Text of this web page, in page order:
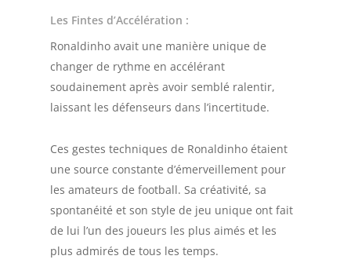
Les Fintes d’Accélération :
Ronaldinho avait une manière unique de
changer de rythme en accélérant
soudainement après avoir semblé ralentir,
laissant les défenseurs dans l’incertitude.
Ces gestes techniques de Ronaldinho étaient
une source constante d’émerveillement pour
les amateurs de football. Sa créativité, sa
spontanéité et son style de jeu unique ont fait
de lui l’un des joueurs les plus aimés et les
plus admirés de tous les temps.